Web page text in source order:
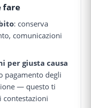
fare
: conserva
comunicazioni
per giusta causa
pagamento degli
— questo ti
contestazioni